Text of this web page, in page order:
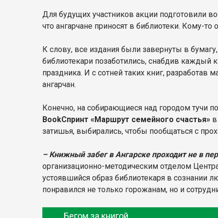
Для будущих участников акции подготовили
что ангарчане приносят в библиотеки. Кому-
К слову, все издания были завернуты в
библиотекари позаботились, снабдив
праздника. И с сотней таких книг,
ангарчан.
Конечно, на собирающиеся над городом тучи
BookСпринт «Маршрут семейного счастья»
затишья, выбирались, чтобы пообщаться с
– Книжный забег в Ангарске проходит не в
организационно-методическим отделом
устоявшийся образ библиотекаря в
понравился не только горожанам, но и
Бегом за книгой